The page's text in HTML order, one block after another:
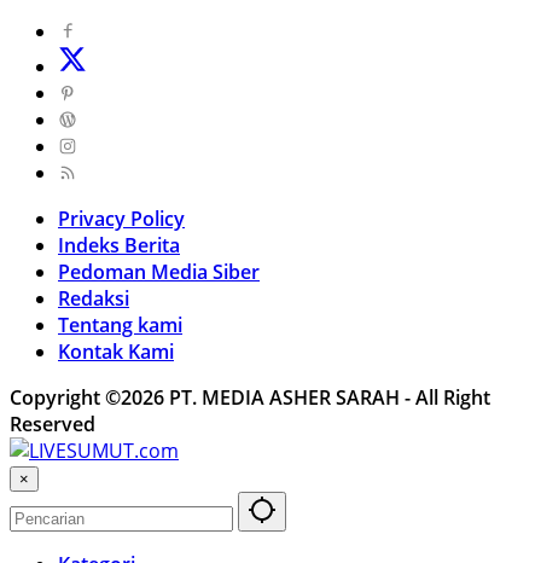
Privacy Policy
Indeks Berita
Pedoman Media Siber
Redaksi
Tentang kami
Kontak Kami
Copyright ©2026 PT. MEDIA ASHER SARAH - All Right
Reserved
×